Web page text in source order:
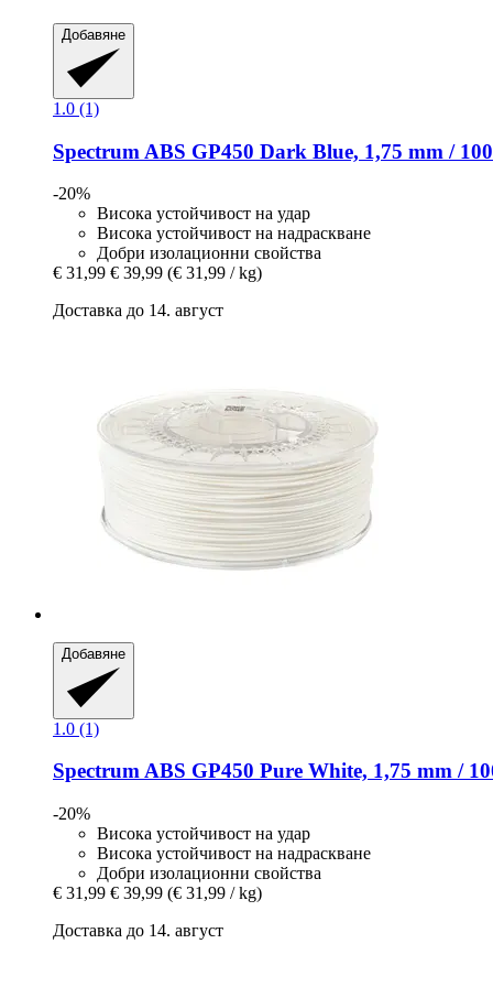
Добавяне
1.0 (1)
Spectrum ABS GP450 Dark Blue, 1,75 mm /
-20%
Висока устойчивост на удар
Висока устойчивост на надраскване
Добри изолационни свойства
€ 31,99 € 39,99 (€ 31,99 / kg)
Доставка до 14. август
Добавяне
1.0 (1)
SpectrumABS GP450 Pure White, 1,75 mm /
-20%
Висока устойчивост на удар
Висока устойчивост на надраскване
Добри изолационни свойства
€ 31,99 € 39,99 (€ 31,99 / kg)
Доставка до 14. август